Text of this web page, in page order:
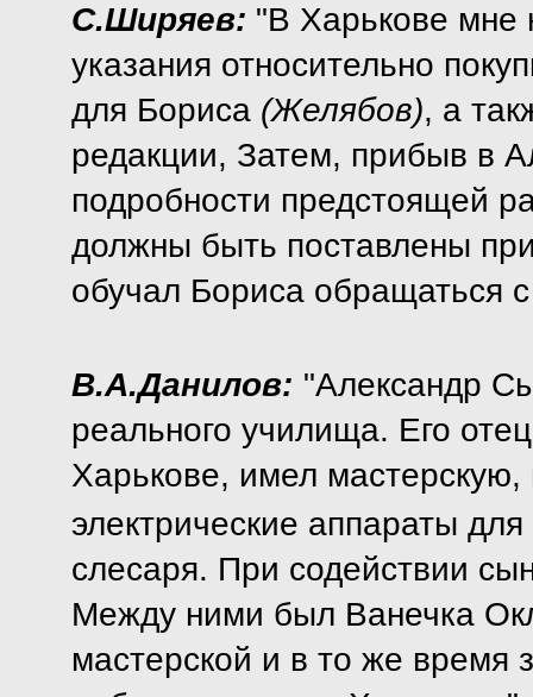
С.Ширяев: "В Харькове мне
указания относительно
для Бориса (Желябов), а
редакции, Затем, прибыв в
подробности предстоящей
должны быть поставлены
обучал Бориса обращаться
В.А.Данилов: "Александр
реального училища. Его
Харькове, имел мастерскую,
электрические аппараты для
слесаря. При содействии
Между ними был Ванечка
мастерской и в то же время